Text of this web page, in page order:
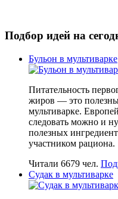
Подбор идей на
Бульон в мультиварке
Питательность
жиров — это
мультиварке.
следовать можно и
полезных
участником рациона.
Читали 6679 чел.
Судак в мультиварке